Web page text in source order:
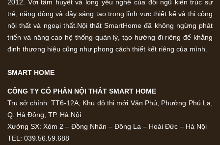
2012. Với tâm huyết và lòng yêu nghề của đội ngũ kiến trúc sư
trẻ, năng động và đầy sáng tạo trong lĩnh vực thiết kế và thi công
nội thất và ngoại thất.Nội thất SmartHome đã không ngừng phát
triển và nâng cao hệ thống quản lý, tạo hướng đi riêng để khẳng
định thương hiệu cũng như phong cách thiết kết riêng của mình.
SMART HOME
CÔNG TY CỔ PHẦN NỘI THẤT SMART HOME
Trụ sở chính: TT6-12A, Khu đô thị mới Văn Phú, Phường Phú La,
Q. Hà Đông, TP. Hà Nội
Xưởng SX: Xóm 2 – Đồng Nhân – Đông La – Hoài Đức – Hà Nội
TEL: 039.56.59.688